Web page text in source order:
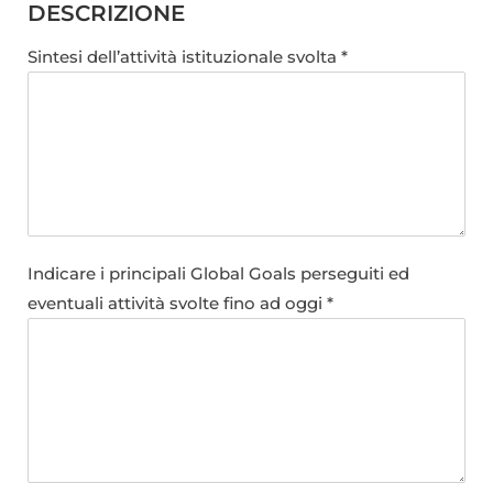
DESCRIZIONE
Sintesi dell’attività istituzionale svolta *
Indicare i principali Global Goals perseguiti ed
eventuali attività svolte fino ad oggi *